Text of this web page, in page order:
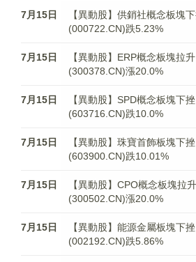
7月15日
【異動股】供銷社概念板塊
(000722.CN)跌5.23%
7月15日
【異動股】ERP概念板塊拉
(300378.CN)漲20.0%
7月15日
【異動股】SPD概念板塊下
(603716.CN)跌10.0%
7月15日
【異動股】珠寶首飾板塊下
(603900.CN)跌10.01%
7月15日
【異動股】CPO概念板塊拉
(300502.CN)漲20.0%
7月15日
【異動股】能源金屬板塊下
(002192.CN)跌5.86%